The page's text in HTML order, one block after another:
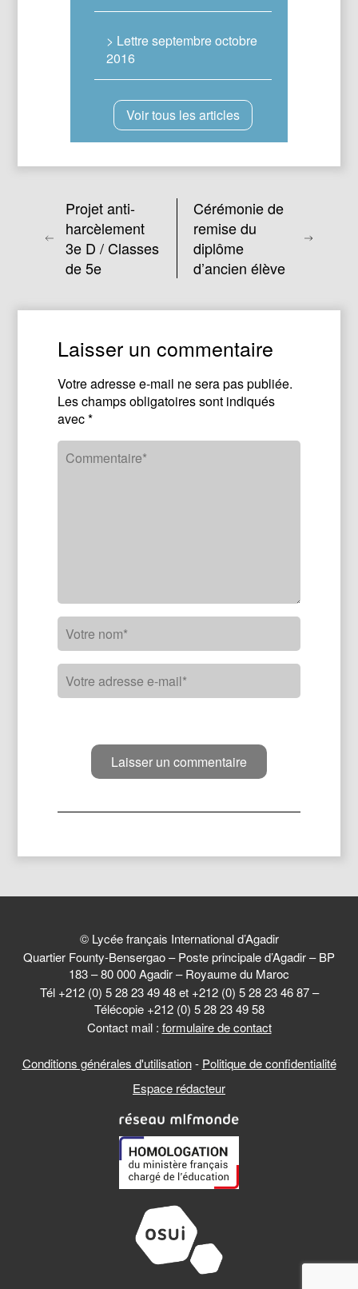
> Lettre septembre octobre
2016
Voir tous les articles
Projet anti-
harcèlement
3e D / Classes
de 5e
Cérémonie de
remise du
diplôme
d’ancien élève
Laisser un commentaire
Votre adresse e-mail ne sera pas publiée.
Les champs obligatoires sont indiqués
avec*
© Lycée français International d’Agadir
Quartier Founty-Bensergao – Poste principale d’Agadir – BP
183 – 80 000 Agadir – Royaume du Maroc
Tél +212 (0) 5 28 23 49 48 et +212 (0) 5 28 23 46 87 –
Télécopie +212 (0) 5 28 23 49 58
Contact mail : formulaire de contact
Conditions générales d'utilisation- Politique de confidentialité
Espace rédacteur